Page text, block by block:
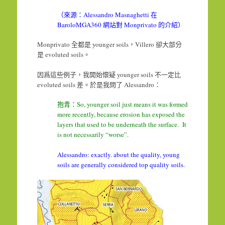
（來源：Alessandro Masnaghetti 在
BaroloMGA360 網站對 Monprivato 的介紹）
Monprivato 全都是 younger soils，Villero 卻大部分
是 evoluted soils。
因爲這些例子，我開始懷疑 younger soils 不一定比
evoluted soils 差。於是我問了 Alessandro：
抱青：So, younger soil just means it was formed
more recently, because erosion has exposed the
layers that used to be underneath the surface. It
is not necessarily “worse”.
Alessandro: exactly. about the quality, young
soils are generally considered top quality soils.